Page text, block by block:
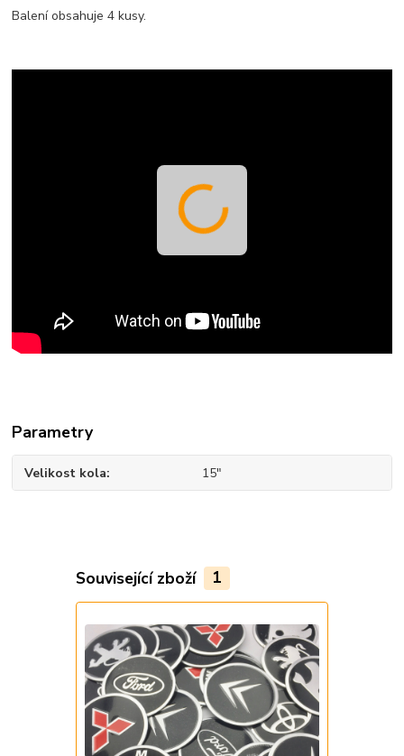
Balení obsahuje 4 kusy.
Parametry
Velikost kola 15"
Související zboží 1